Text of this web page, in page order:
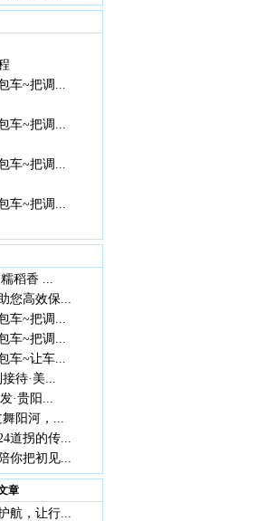
车~把调...
车~把调...
车~把调...
车~把调...
稻香 ...
您高效保...
车~把调...
车~把调...
车~让车...
待·美...
·贵阳...
阳河，...
道拐的传...
你把初见...
章
航，让行...